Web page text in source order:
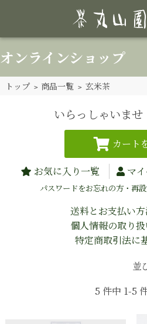
オンラインショップ
トップ > 商品一覧 > 玄米茶
いらっしゃいま
お気に入り一覧 マ
パスワードをお忘れの方・再
送料とお支払い
個人情報の取り
特定商取引法に
並
5 件中 1-5